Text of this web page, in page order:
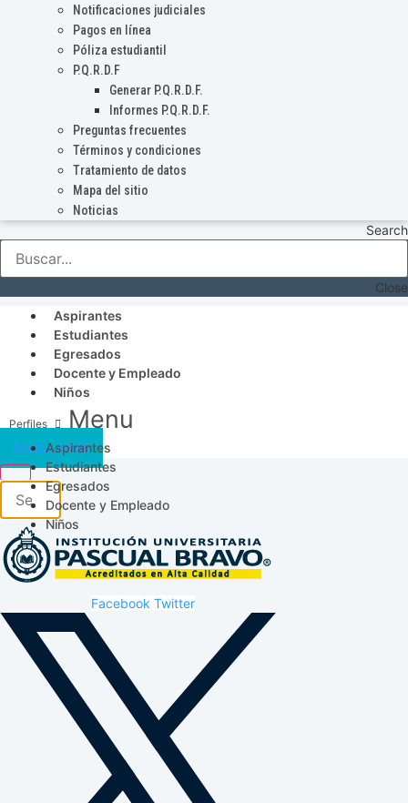
Notificaciones judiciales
Pagos en línea
Póliza estudiantil
P.Q.R.D.F
Generar P.Q.R.D.F.
Informes P.Q.R.D.F.
Preguntas frecuentes
Términos y condiciones
Tratamiento de datos
Mapa del sitio
Noticias
Search
Close
Aspirantes
Estudiantes
Egresados
Docente y Empleado
Niños
Menu
Aspirantes
Estudiantes
Egresados
Docente y Empleado
Niños
Acceso SICAU
Facebook Twitter